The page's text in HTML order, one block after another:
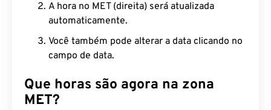
A hora no MET (direita) será atualizada
automaticamente.
Você também pode alterar a data clicando no
campo de data.
Que horas são agora na zona
MET?